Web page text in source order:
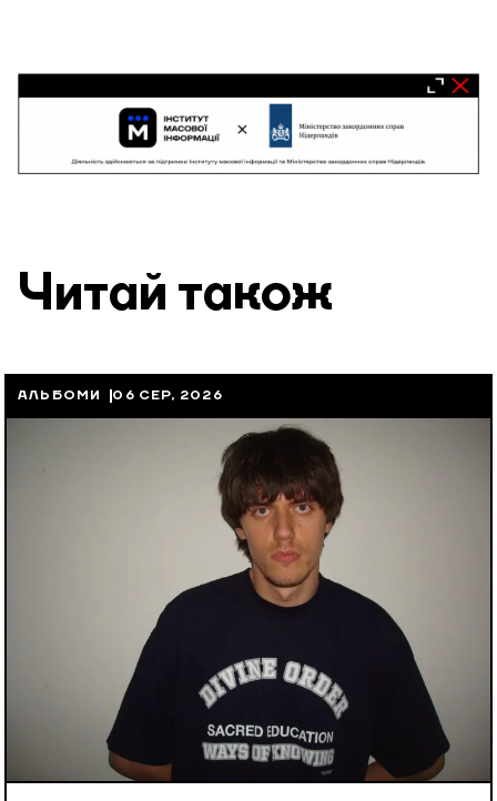
Читай також
АЛЬБОМИ 06 СЕР, 2026